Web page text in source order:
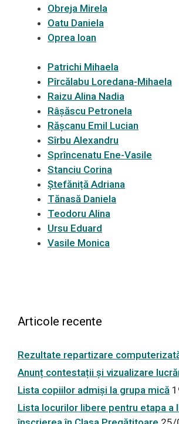
Obreja Mirela
Oatu Daniela
Oprea Ioan
Patrichi Mihaela
Pîrcălabu Loredana-Mihaela
Raizu Alina Nadia
Râșăscu Petronela
Rășcanu Emil Lucian
Sîrbu Alexandru
Sprîncenatu Ene-Vasile
Stanciu Corina
Ștefăniță Adriana
Tănasă Daniela
Teodoru Alina
Ursu Eduard
Vasile Monica
Articole recente
Rezultate repartizare
Anunț contestații și vizualizare
Lista copiilor admiși la grupa mică
Lista locurilor libere pentru etapa a